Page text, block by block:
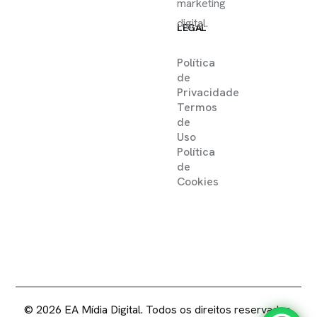
LEGAL
Política
de
Privacidade
Termos
de
Uso
Política
de
Cookies
marketing
digital.
© 2026 EA Mídia Digital. Todos os direitos reservados.